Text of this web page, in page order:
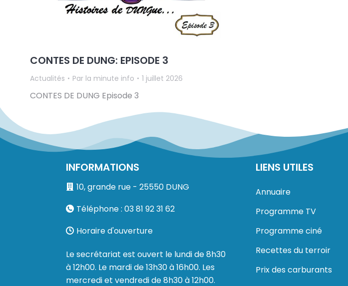
CONTES DE DUNG: EPISODE 3
Actualités Par la minute info 1 juillet 2026
CONTES DE DUNG Episode 3
INFORMATIONS
10, grande rue - 25550 DUNG
Téléphone : 03 81 92 31 62
Horaire d'ouverture
Le secrétariat est ouvert le lundi de 8h30
à 12h00. Le mardi de 13h30 à 16h00. Les
mercredi et vendredi de 8h30 à 12h00.
LIENS UTILES
Annuaire
Programme TV
Programme ciné
Recettes du terroir
Prix des carburants